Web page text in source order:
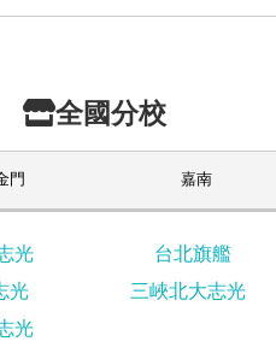
全國分校
門 嘉南
光 台北旗艦
光 三峽北大志光
光